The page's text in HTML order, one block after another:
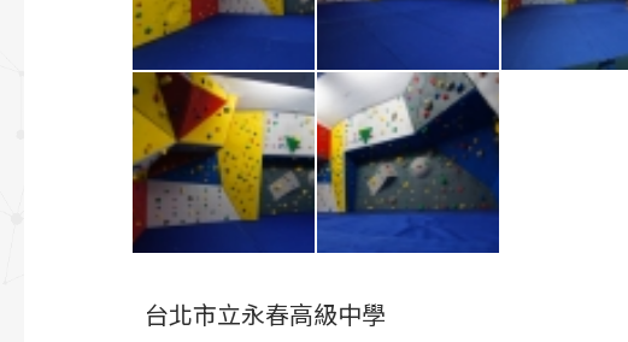
台北市立永春高級中學